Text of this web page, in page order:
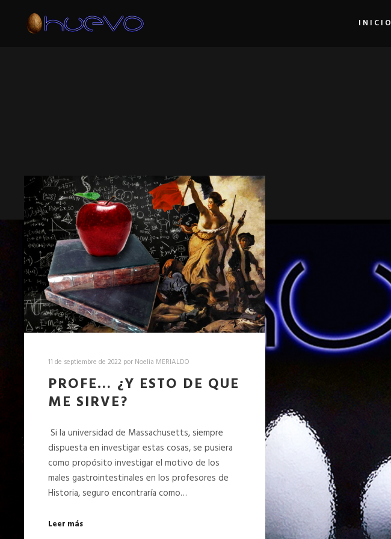
INICIO
11 de septiembre de 2022 por Noelia MERIALDO
PROFE… ¿Y ESTO DE QUE
ME SIRVE?
Si la universidad de Massachusetts, siempre
dispuesta en investigar estas cosas, se pusiera
como propósito investigar el motivo de los
males gastrointestinales en los profesores de
Historia, seguro encontraría como…
Leer más